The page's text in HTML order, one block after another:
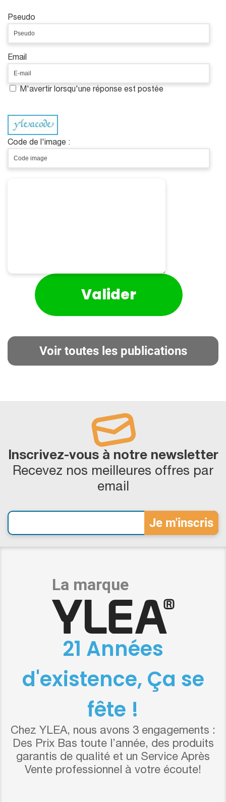
Pseudo
Email
M'avertir lorsqu'une réponse est postée
Code de l'image :
Voir toutes les publications
Inscrivez-vous à notre newsletter
Recevez nos meilleures offres par
email
21 Années
d'existence, Ça se
fête !
Chez YLEA, nous avons 3 engagements :
Des Prix Bas toute l’année, des produits
garantis de qualité et un Service Après
Vente professionnel à votre écoute!